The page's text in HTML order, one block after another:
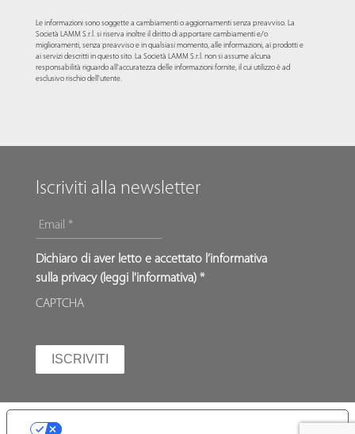
Le informazioni sono soggette a cambiamenti o aggiornamenti senza preavviso. La
Società LAMM S.r.l. si riserva inoltre il diritto di apportare cambiamenti e/o
miglioramenti, senza preavviso e in qualsiasi momento, alle informazioni, ai prodotti e
ai servizi descritti in questo sito. La Società LAMM S.r.l. non si assume alcuna
responsabilità riguardo all'accuratezza delle informazioni fornite, il cui utilizzo è ad
esclusivo rischio dell'utente.
Iscriviti alla newsletter
*
Dichiaro di aver letto e accettato l’informativa
sulla privacy (leggi l'informativa) *
CAPTCHA
LE TUE PREFERENZE RELATIVE ALLA